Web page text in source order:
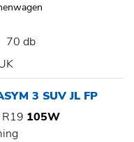
70 db
3 SUV JL FP
105W